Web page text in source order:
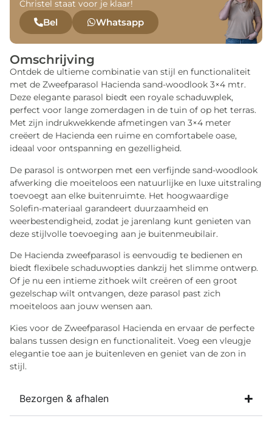
Christel staat voor je klaar!
Bel Whatsapp
Omschrijving
Ontdek de ultieme combinatie van stijl en functionaliteit
met de Zweefparasol Hacienda sand-woodlook 3×4 mtr.
Deze elegante parasol biedt een royale schaduwplek,
perfect voor lange zomerdagen in de tuin of op het terras.
Met zijn indrukwekkende afmetingen van 3×4 meter
creëert de Hacienda een ruime en comfortabele oase,
ideaal voor ontspanning en gezelligheid.
De parasol is ontworpen met een verfijnde sand-woodlook
afwerking die moeiteloos een natuurlijke en luxe uitstraling
toevoegt aan elke buitenruimte. Het hoogwaardige
Solefin-materiaal garandeert duurzaamheid en
weerbestendigheid, zodat je jarenlang kunt genieten van
deze stijlvolle toevoeging aan je buitenmeubilair.
De Hacienda zweefparasol is eenvoudig te bedienen en
biedt flexibele schaduwopties dankzij het slimme ontwerp.
Of je nu een intieme zithoek wilt creëren of een groot
gezelschap wilt ontvangen, deze parasol past zich
moeiteloos aan jouw wensen aan.
Kies voor de Zweefparasol Hacienda en ervaar de perfecte
balans tussen design en functionaliteit. Voeg een vleugje
elegantie toe aan je buitenleven en geniet van de zon in
stijl.
Bezorgen & afhalen